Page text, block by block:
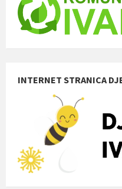
INTERNET STRANICA